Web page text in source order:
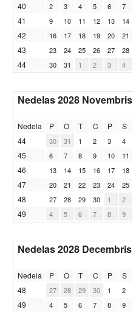
40 2 3 4 5 6 7
41 9 10 11 12 13 14
42 16 17 18 19 20 21
43 23 24 25 26 27 28
44 30 31 1 2 3 4
Nedelas 2028 Novembris
Nedela P O T C P S
44
30 31 1 2 3 4
45 6 7 8 9 10 11
46 13 14 15 16 17 18
47 20 21 22 23 24 25
48 27 28 29 30 1 2
49 4 5 6 7 8 9
Nedelas 2028 Decembris
Nedela P O T C P S
48
27 28 29 30 1 2
49 4 5 6 7 8 9